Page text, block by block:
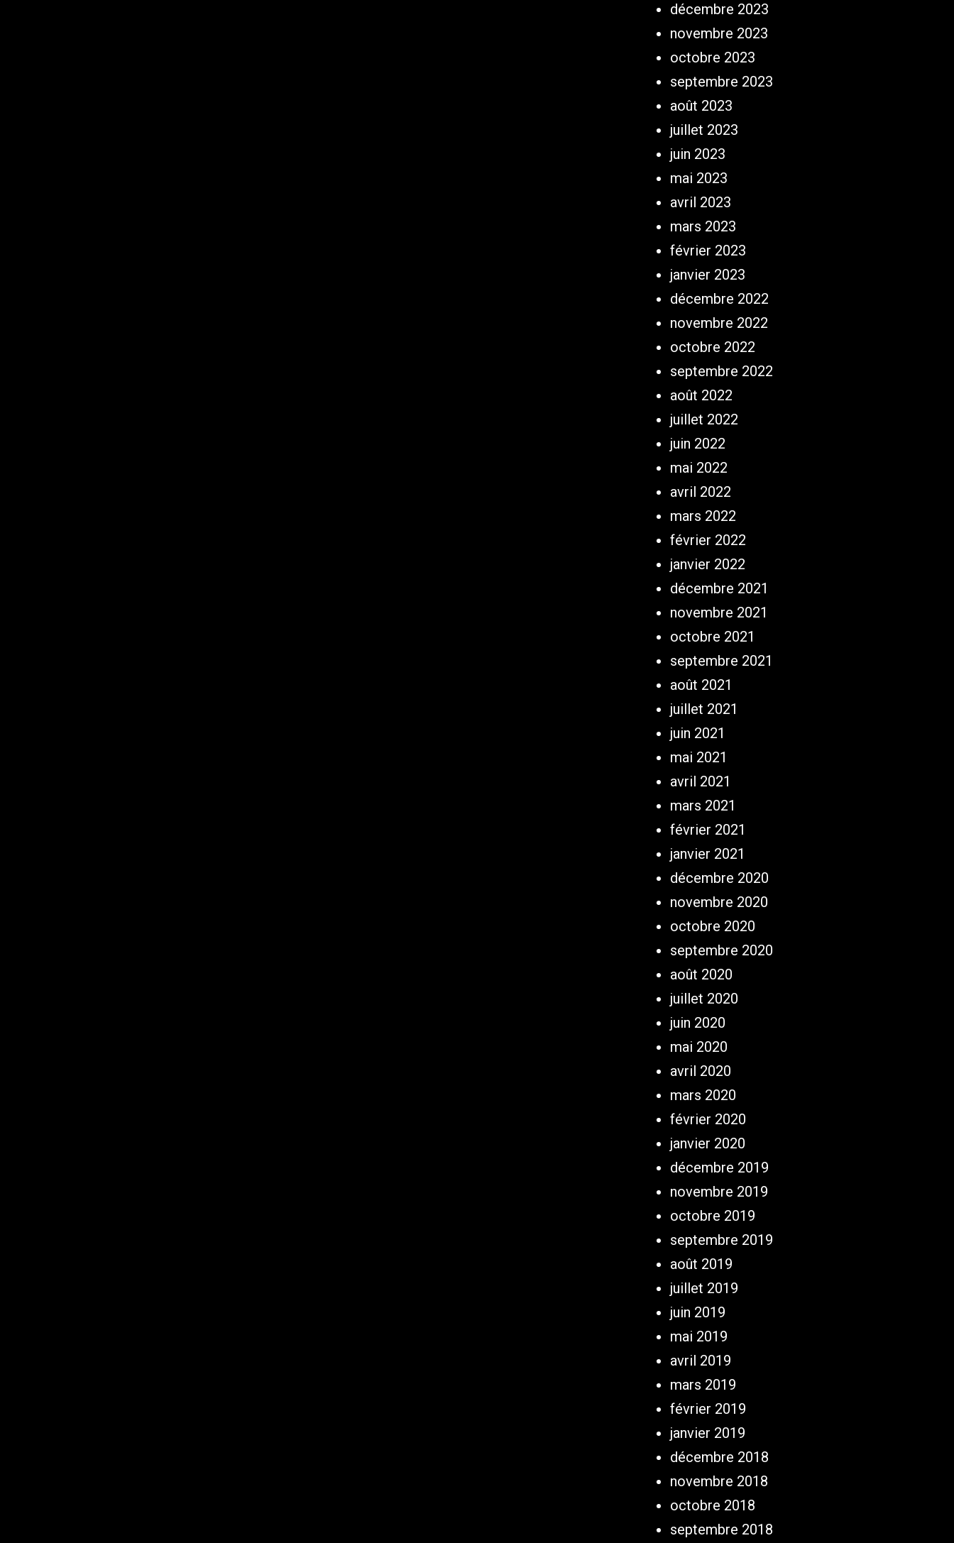
décembre 2023
novembre 2023
octobre 2023
septembre 2023
août 2023
juillet 2023
juin 2023
mai 2023
avril 2023
mars 2023
février 2023
janvier 2023
décembre 2022
novembre 2022
octobre 2022
septembre 2022
août 2022
juillet 2022
juin 2022
mai 2022
avril 2022
mars 2022
février 2022
janvier 2022
décembre 2021
novembre 2021
octobre 2021
septembre 2021
août 2021
juillet 2021
juin 2021
mai 2021
avril 2021
mars 2021
février 2021
janvier 2021
décembre 2020
novembre 2020
octobre 2020
septembre 2020
août 2020
juillet 2020
juin 2020
mai 2020
avril 2020
mars 2020
février 2020
janvier 2020
décembre 2019
novembre 2019
octobre 2019
septembre 2019
août 2019
juillet 2019
juin 2019
mai 2019
avril 2019
mars 2019
février 2019
janvier 2019
décembre 2018
novembre 2018
octobre 2018
septembre 2018